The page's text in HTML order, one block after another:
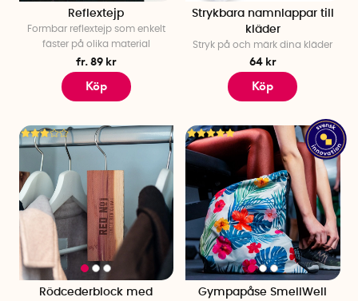
Reflextejp
Formbar reflextejp som enkelt
fäster på olika material
fr. 89 kr
Köp
Strykbara namnlappar till
kläder
Stryk på och märk dina kläder
64 kr
Köp
Rödcederblock med
Gympapåse SmellWell